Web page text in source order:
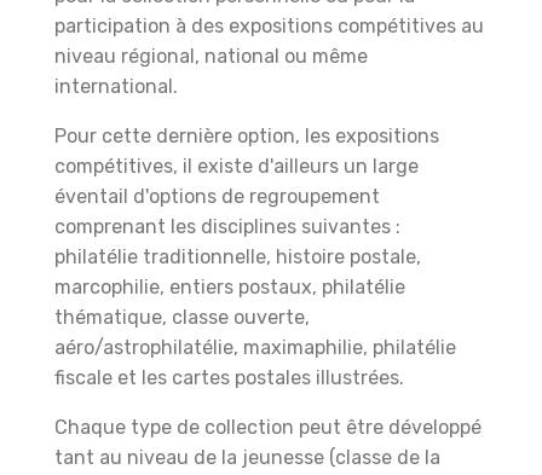
participation à des expositions compétitives au
niveau régional, national ou même
international.
Pour cette dernière option, les expositions
compétitives, il existe d'ailleurs un large
éventail d'options de regroupement
comprenant les disciplines suivantes :
philatélie traditionnelle, histoire postale,
marcophilie, entiers postaux, philatélie
thématique, classe ouverte,
aéro/astrophilatélie, maximaphilie, philatélie
fiscale et les cartes postales illustrées.
Chaque type de collection peut être développé
tant au niveau de la jeunesse (classe de la